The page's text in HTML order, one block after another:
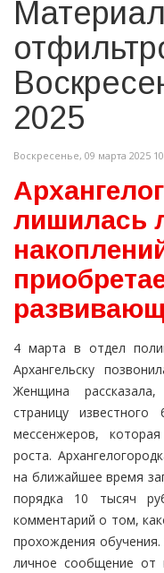
2025
Воскресенье, 09 марта 2025
лишилась
4 марта в отдел
Архангельску
Женщина
страницу
мессенжеров,
роста.
на ближайшее время
порядка 10 тысяч
комментарий о том,
прохождения
личное сообщение от